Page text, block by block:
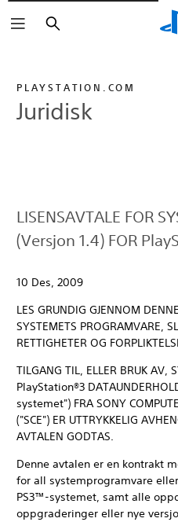
Søk
PLAYSTATION.COM
Juridisk
LISENSAVTALE FOR
(Versjon 1.4) FOR
10 Des, 2009
LES GRUNDIG GJENNOM
SYSTEMETS PROGRAMVARE,
RETTIGHETER OG
TILGANG TIL, ELLER BRUK AV,
PlayStation®3
systemet") FRA SONY
("SCE") ER UTTRYKKELIG
AVTALEN GODTAS.
Denne avtalen er en kontrakt
for all systemprogramvare
PS3™-systemet, samt alle
oppgraderinger eller nye